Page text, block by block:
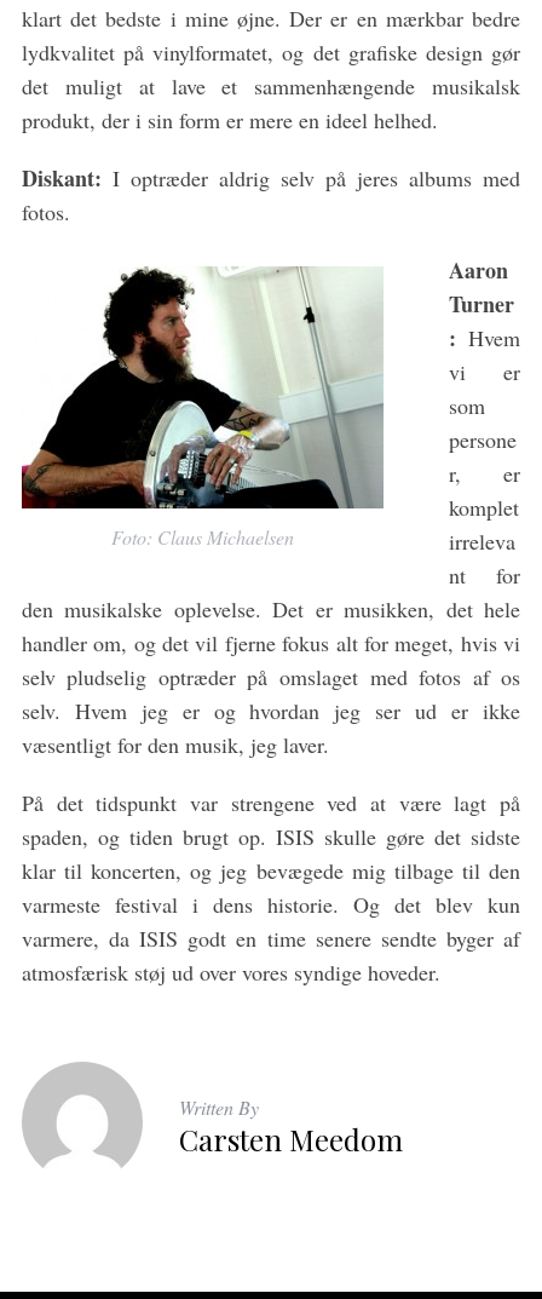
klart det bedste i mine øjne. Der er en mærkbar bedre
lydkvalitet på vinylformatet, og det grafiske design gør
det muligt at lave et sammenhængende musikalsk
produkt, der i sin form er mere en ideel helhed.
Diskant: I optræder aldrig selv på jeres albums med
fotos.
Foto: Claus Michaelsen
Aaron
Turner
:Hvem
vi er
som
persone
r, er
komplet
irreleva
nt for
den musikalske oplevelse. Det er musikken, det hele
handler om, og det vil fjerne fokus alt for meget, hvis vi
selv pludselig optræder på omslaget med fotos af os
selv. Hvem jeg er og hvordan jeg ser ud er ikke
væsentligt for den musik, jeg laver.
På det tidspunkt var strengene ved at være lagt på
spaden, og tiden brugt op. ISIS skulle gøre det sidste
klar til koncerten, og jeg bevægede mig tilbage til den
varmeste festival i dens historie. Og det blev kun
varmere, da ISIS godt en time senere sendte byger af
atmosfærisk støj ud over vores syndige hoveder.
Written By
Carsten Meedom